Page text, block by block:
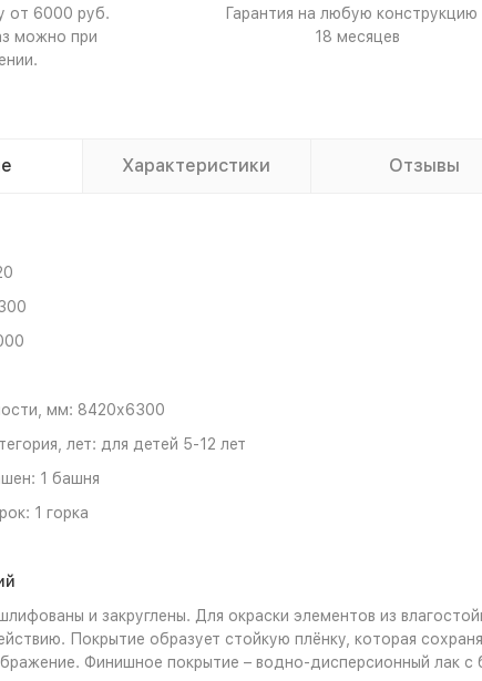
от 6000 руб.
можно при
Гарантия на любую конструкцию
18 месяцев
Характеристики Отзывы
мм: 8420х6300
лет: для детей 5-12 лет
1 башня
1 горка
и закруглены. Для окраски элементов из
Покрытие образует стойкую плёнку, которая
Финишное покрытие – водно-дисперсионный